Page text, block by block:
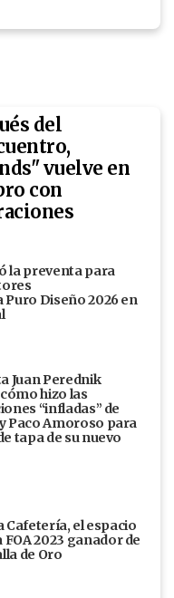
del
vuelve en
con
la preventa para
Puro Diseño 2026 en
Juan Perednik
hizo las
“infladas” de
Paco Amoroso para
tapa de su nuevo
Cafetería, el espacio
FOA 2023 ganador de
de Oro